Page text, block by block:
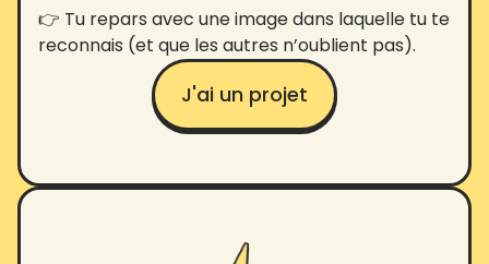
👉 Tu repars avec une image dans laquelle tu te
reconnais (et que les autres n’oublient pas).
J'ai un projet